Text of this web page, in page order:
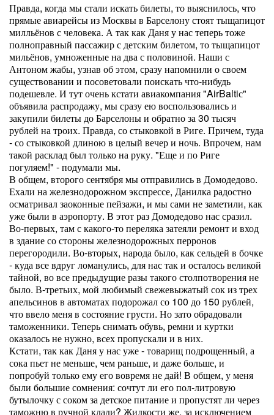
Правда, когда мы стали искать билеты, то выяснилось, что
прямые авиарейсы из Москвы в Барселону стоят тыщапицот
милльёнов с человека. А так как Даня у нас теперь тоже
полноправный пассажир с детским билетом, то тыщапицот
мильёнов, умноженные на два с половиной. Наши с
Антоном жабы, узнав об этом, сразу напомнили о своем
существовании и посоветовали поискать что-нибудь
подешевле. И тут очень кстати авиакомпания "AirBaltiс"
объявила распродажу, мы сразу ею воспользовались и
закупили билеты до Барселоны и обратно за 30 тысяч
рублей на троих. Правда, со стыковкой в Риге. Причем, туда
- со стыковкой длиною в целый вечер и ночь. Впрочем, нам
такой расклад был только на руку. "Еще и по Риге
погуляем!" - подумали мы.
В общем, второго сентября мы отправились в Домодедово.
Ехали на железнодорожном экспрессе, Данилка радостно
осматривал заоконные пейзажи, и мы сами не заметили, как
уже были в аэропорту. В этот раз Домодедово нас сразил.
Во-первых, там с какого-то переляка затеяли ремонт и вход
в здание со стороны железнодорожных перронов
перегородили. Во-вторых, народа было, как сельдей в бочке
- куда все вдруг ломанулись, для нас так и осталось великой
тайной, во все предыдущие разы такого столпотворения не
было. В-третьих, мой любимый свежевыжатый сок из трех
апельсинов в автоматах подорожал со 100 до 150 рублей,
что ввело меня в состояние грусти. Но зато обрадовали
таможенники. Теперь снимать обувь, ремни и куртки
оказалось не нужно, всех пропускали и в них.
Кстати, так как Даня у нас уже - товарищ подрощенный, а
сока пьет не меньше, чем раньше, и даже больше, и
попробуй только ему его вовремя не дай! В общем, у меня
были большие сомнения: сочтут ли его пол-литровую
бутылочку с соком за детское питание и пропустят ли через
таможню в ручной клади? Жидкости же, за исключением